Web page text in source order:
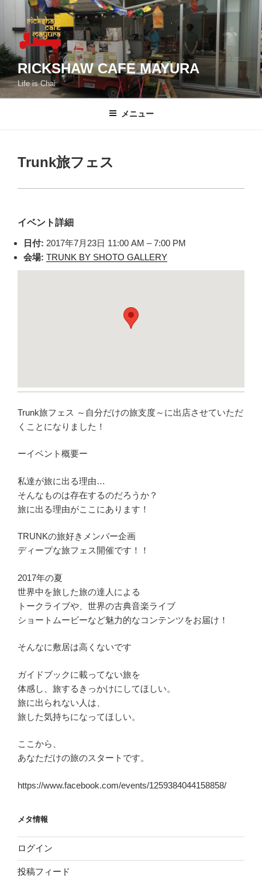
ン
ツ
へ
ス
RICKSHAW CAFE MAYURA
Life is Chai
メニュー
Trunk旅フェス
イベント詳細
日付: 2017年7月23日 11:00 AM –7:00 PM
会場: TRUNK BY SHOTO GALLERY
Trunk旅フェス ～自分だけの旅支度～に出店させていただ
くことになりました！
ーイベント概要ー
私達が旅に出る理由…
そんなものは存在するのだろうか？
旅に出る理由がここにあります！
TRUNKの旅好きメンバー企画
ディープな旅フェス開催です！！
2017年の夏
世界中を旅した旅の達人による
トークライブや、世界の古典音楽ライブ
ショートムービーなど魅力的なコンテンツをお届け！
そんなに敷居は高くないです
ガイドブックに載ってない旅を
体感し、旅するきっかけにしてほしい。
旅に出られない人は、
旅した気持ちになってほしい。
ここから、
あなただけの旅のスタートです。
https://www.facebook.com/events/1259384044158858/
メタ情報
ログイン
投稿フィード